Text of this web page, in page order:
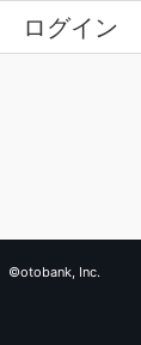
ログイン
©otobank, Inc.